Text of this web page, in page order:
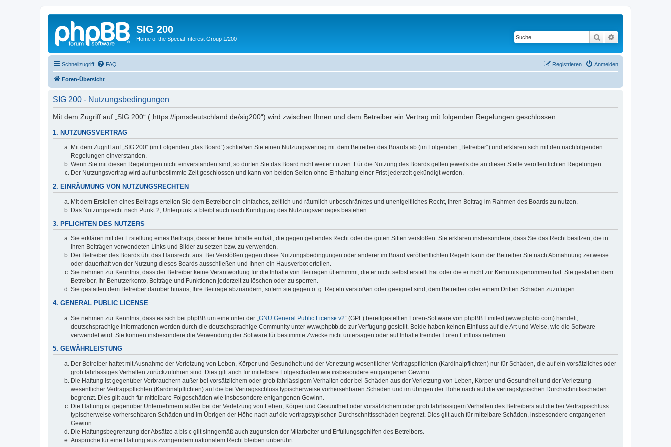
SIG 200
Home of the Special Interest Group 1/200 Suche
Schnellzugriff FAQ Anmelden
Registrieren
Foren-Übersicht
SIG 200 - Nutzungsbedingungen
Mit dem Zugriff auf „SIG 200“ („https://ipmsdeutschland.de/sig200“) wird zwischen Ihnen und dem Betreiber ein Vertrag mit folgenden Regelungen geschlossen:
1. NUTZUNGSVERTRAG
Mit dem Zugriff auf „SIG 200“ (im Folgenden „das Board“) schließen Sie einen Nutzungsvertrag mit dem Betreiber des Boards ab (im Folgenden „Betreiber“) und erklären sich mit den nachfolgenden
Regelungen einverstanden.
Wenn Sie mit diesen Regelungen nicht einverstanden sind, so dürfen Sie das Board nicht weiter nutzen. Für die Nutzung des Boards gelten jeweils die an dieser Stelle veröffentlichten Regelungen.
Der Nutzungsvertrag wird auf unbestimmte Zeit geschlossen und kann von beiden Seiten ohne Einhaltung einer Frist jederzeit gekündigt werden.
2. EINRÄUMUNG VON NUTZUNGSRECHTEN
Mit dem Erstellen eines Beitrags erteilen Sie dem Betreiber ein einfaches, zeitlich und räumlich unbeschränktes und unentgeltliches Recht, Ihren Beitrag im Rahmen des Boards zu nutzen.
Das Nutzungsrecht nach Punkt 2, Unterpunkt a bleibt auch nach Kündigung des Nutzungsvertrages bestehen.
3. PFLICHTEN DES NUTZERS
Sie erklären mit der Erstellung eines Beitrags, dass er keine Inhalte enthält, die gegen geltendes Recht oder die guten Sitten verstoßen. Sie erklären insbesondere, dass Sie das Recht besitzen, die in
Ihren Beiträgen verwendeten Links und Bilder zu setzen bzw. zu verwenden.
Der Betreiber des Boards übt das Hausrecht aus. Bei Verstößen gegen diese Nutzungsbedingungen oder anderer im Board veröffentlichten Regeln kann der Betreiber Sie nach Abmahnung zeitweise
oder dauerhaft von der Nutzung dieses Boards ausschließen und Ihnen ein Hausverbot erteilen.
Sie nehmen zur Kenntnis, dass der Betreiber keine Verantwortung für die Inhalte von Beiträgen übernimmt, die er nicht selbst erstellt hat oder die er nicht zur Kenntnis genommen hat. Sie gestatten dem
Betreiber, Ihr Benutzerkonto, Beiträge und Funktionen jederzeit zu löschen oder zu sperren.
Sie gestatten dem Betreiber darüber hinaus, Ihre Beiträge abzuändern, sofern sie gegen o. g. Regeln verstoßen oder geeignet sind, dem Betreiber oder einem Dritten Schaden zuzufügen.
4. GENERAL PUBLIC LICENSE
Sie nehmen zur Kenntnis, dass es sich bei phpBB um eine unter der „ GNU General Public License v2“ (GPL) bereitgestellten Foren-Software von phpBB Limited (www.phpbb.com) handelt;
deutschsprachige Informationen werden durch die deutschsprachige Community unter www.phpbb.de zur Verfügung gestellt. Beide haben keinen Einfluss auf die Art und Weise, wie die Software
verwendet wird. Sie können insbesondere die Verwendung der Software für bestimmte Zwecke nicht untersagen oder auf Inhalte fremder Foren Einfluss nehmen.
5. GEWÄHRLEISTUNG
Der Betreiber haftet mit Ausnahme der Verletzung von Leben, Körper und Gesundheit und der Verletzung wesentlicher Vertragspflichten (Kardinalpflichten) nur für Schäden, die auf ein vorsätzliches oder
grob fahrlässiges Verhalten zurückzuführen sind. Dies gilt auch für mittelbare Folgeschäden wie insbesondere entgangenen Gewinn.
Die Haftung ist gegenüber Verbrauchern außer bei vorsätzlichem oder grob fahrlässigem Verhalten oder bei Schäden aus der Verletzung von Leben, Körper und Gesundheit und der Verletzung
wesentlicher Vertragspflichten (Kardinalpflichten) auf die bei Vertragsschluss typischerweise vorhersehbaren Schäden und im übrigen der Höhe nach auf die vertragstypischen Durchschnittsschäden
begrenzt. Dies gilt auch für mittelbare Folgeschäden wie insbesondere entgangenen Gewinn.
Die Haftung ist gegenüber Unternehmern außer bei der Verletzung von Leben, Körper und Gesundheit oder vorsätzlichem oder grob fahrlässigem Verhalten des Betreibers auf die bei Vertragsschluss
typischerweise vorhersehbaren Schäden und im Übrigen der Höhe nach auf die vertragstypischen Durchschnittsschäden begrenzt. Dies gilt auch für mittelbare Schäden, insbesondere entgangenen
Gewinn.
Die Haftungsbegrenzung der Absätze a bis c gilt sinngemäß auch zugunsten der Mitarbeiter und Erfüllungsgehilfen des Betreibers.
Ansprüche für eine Haftung aus zwingendem nationalem Recht bleiben unberührt.